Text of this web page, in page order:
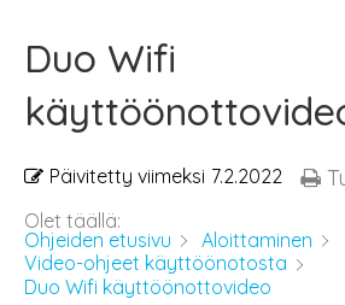
Duo Wifi
Päivitetty viimeksi 7.2.2022
Olet täällä:
Ohjeiden etusivu
Aloittaminen
Video-ohjeet käyttöönotosta
Duo Wifi käyttöönottovideo